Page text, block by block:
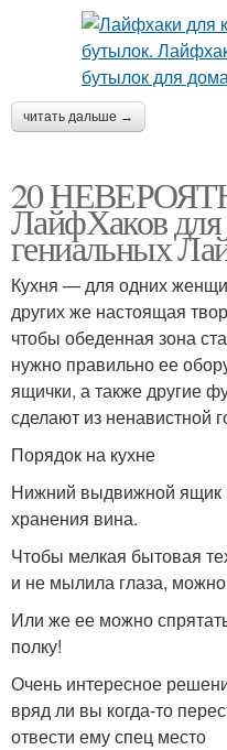
читать дальше →
20
ЛайфХаков
гениальных
Кухня — для одних
других же настоящая
чтобы обеденная зона
нужно правильно ее
ящички, а также другие
сделают из ненавистной
Порядок на кухне
Нижний выдвижной ящик
хранения вина.
Чтобы мелкая бытовая
и не мылила глаза,
Или же ее можно
полку!
Очень интересное
вряд ли вы когда-то
отвести ему спец место